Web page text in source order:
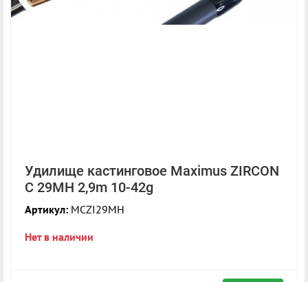
Удилище кастинговое Maximus ZIRCON
C 29MH 2,9m 10-42g
Артикул: MCZI29MH
Нет в наличии